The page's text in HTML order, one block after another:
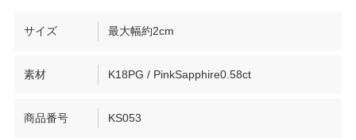
サイズ 最大幅約2cm
素材 K18PG / PinkSapphire0.58ct
商品番号 KS053